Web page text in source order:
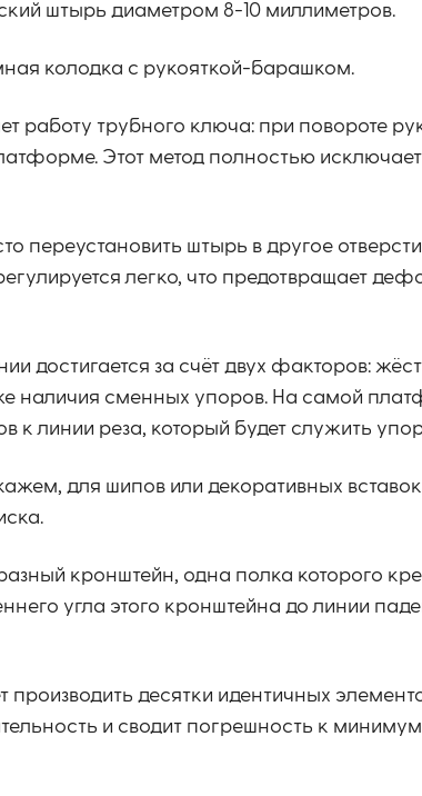
штырь диаметром 8-10 миллиметров.
колодка с рукояткой-барашком.
работу трубного ключа: при повороте
Этот метод полностью
переустановить штырь в другое
легко, что предотвращает
достигается за счёт двух факторов:
наличия сменных упоров. На самой
к линии реза, который будет служить
для шипов или декоративных вставок,
кронштейн, одна полка которого
угла этого кронштейна до линии
десятки идентичных
и сводит погрешность к